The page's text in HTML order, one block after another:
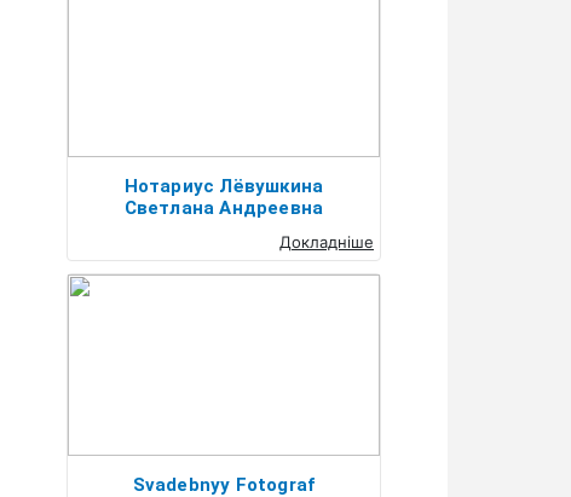
Нотариус Лёвушкина
Светлана Андреевна
Докладніше
Svadebnyy Fotograf